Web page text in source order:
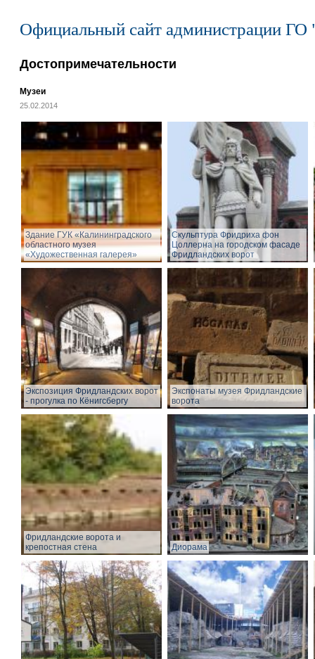
Официальный сайт администрации ГО
Достопримечательности
Музеи
25.02.2014
Здание ГУК «Калининградского
областного музея
«Художественная галерея»
Cкульптура Фридриха фон
Цоллерна на городском фасаде
Фридландских ворот
Экспозиция Фридландских ворот
- прогулка по Кёнигсбергу
Экспонаты музея Фридландские
ворота
Фридландские ворота и
крепостная стена
Диорама